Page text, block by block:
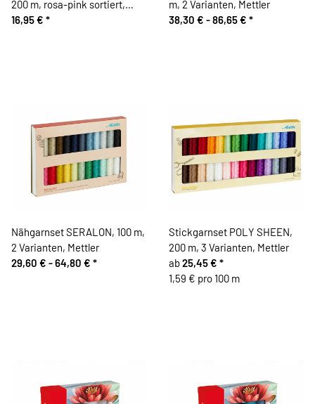
200 m, rosa-pink sortiert,
Mettler
16,95 € *
m, 2 Varianten, Mettler
38,30 € -86,65 € *
Nähgarnset SERALON, 100 m,
2 Varianten, Mettler
29,60 € -64,80 € *
Stickgarnset POLY SHEEN,
200 m, 3 Varianten, Mettler
ab25,45 € *
1,59 € pro 100 m